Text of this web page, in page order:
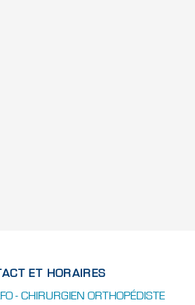
ET HORAIRES
- CHIRURGIEN ORTHOPÉDISTE